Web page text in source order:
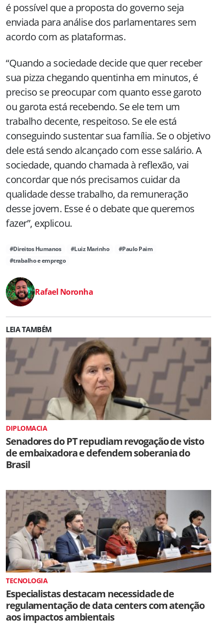
é possível que a proposta do governo seja
enviada para análise dos parlamentares sem
acordo com as plataformas.
“Quando a sociedade decide que quer receber
sua pizza chegando quentinha em minutos, é
preciso se preocupar com quanto esse garoto
ou garota está recebendo. Se ele tem um
trabalho decente, respeitoso. Se ele está
conseguindo sustentar sua família. Se o objetivo
dele está sendo alcançado com esse salário. A
sociedade, quando chamada à reflexão, vai
concordar que nós precisamos cuidar da
qualidade desse trabalho, da remuneração
desse jovem. Esse é o debate que queremos
fazer”, explicou.
#Direitos Humanos #Luiz Marinho
#Paulo Paim
#trabalho e emprego
Rafael Noronha
LEIA TAMBÉM
DIPLOMACIA
Senadores do PT repudiam revogação de visto
de embaixadora e defendem soberania do
Brasil
TECNOLOGIA
Especialistas destacam necessidade de
regulamentação de data centers com atenção
aos impactos ambientais